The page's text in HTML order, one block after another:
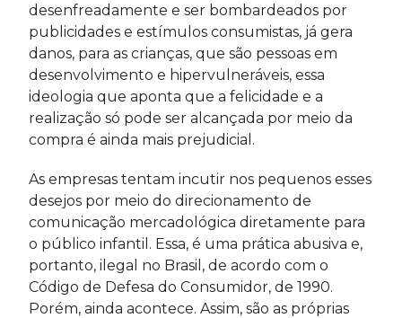
desenfreadamente e ser bombardeados por
publicidades e estímulos consumistas, já gera
danos, para as crianças, que são pessoas em
desenvolvimento e hipervulneráveis, essa
ideologia que aponta que a felicidade e a
realização só pode ser alcançada por meio da
compra é ainda mais prejudicial.
As empresas tentam incutir nos pequenos esses
desejos por meio do direcionamento de
comunicação mercadológica diretamente para
o público infantil. Essa, é uma prática abusiva e,
portanto, ilegal no Brasil, de acordo com o
Código de Defesa do Consumidor, de 1990.
Porém, ainda acontece. Assim, são as próprias